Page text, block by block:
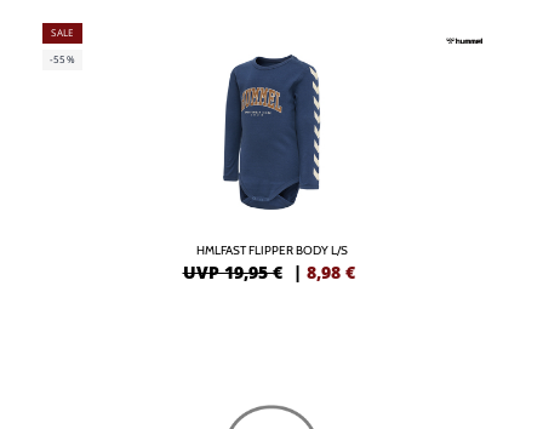
SALE
-55%
HMLFAST FLIPPER BODY L/S
UVP 19,95 € | 8,98 €